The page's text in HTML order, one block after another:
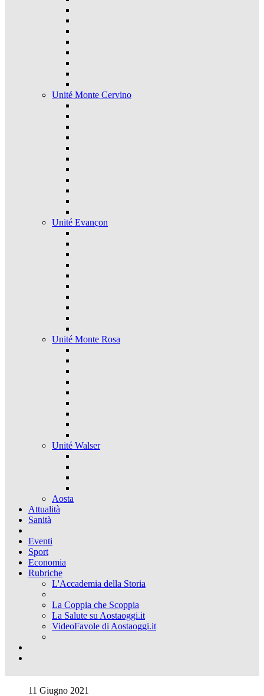
Unité Monte Cervino
Unité Evançon
Unité Monte Rosa
Unité Walser
Aosta
Attualità
Sanità
Eventi
Sport
Economia
Rubriche
L'Accademia della Storia
La Coppia che Scoppia
La Salute su Aostaoggi.it
VideoFavole di Aostaoggi.it
11 Giugno 2021